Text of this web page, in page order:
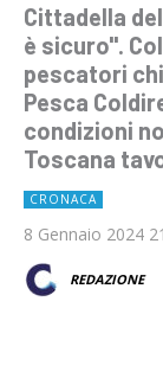
Cittadella
è sicuro".
pescatori
Pesca
condizioni
Toscana
CRONACA
8 Gennaio 2024
REDAZIONE